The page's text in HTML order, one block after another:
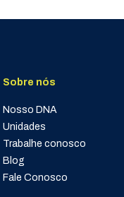
Sobre nós
Nosso DNA
Unidades
Trabalhe conosco
Blog
Fale Conosco